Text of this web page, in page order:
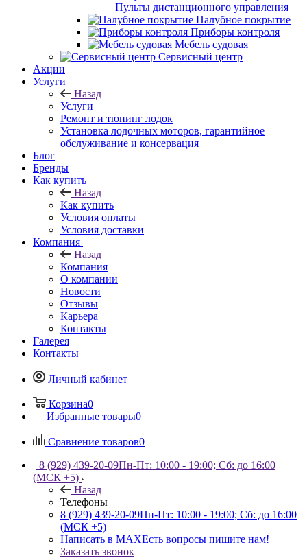
Пульты дистанционного управления
Палубное покрытие
Приборы контроля
Мебель судовая
Сервисный центр
Акции
Услуги
Назад
Услуги
Ремонт и тюнинг лодок
Установка лодочных моторов, гарантийное
обслуживание и консервация
Блог
Бренды
Как купить
Назад
Как купить
Условия оплаты
Условия доставки
Компания
Назад
Компания
О компании
Новости
Отзывы
Карьера
Контакты
Галерея
Контакты
Личный кабинет
Корзина0
Избранные товары0
Сравнение товаров0
8 (929) 439-20-09Пн-Пт: 10:00 - 19:00; Сб: до 16:00
(МСК +5)
Назад
Телефоны
8 (929) 439-20-09Пн-Пт: 10:00 - 19:00; Сб: до 16:00
(МСК +5)
Написать в MAXЕсть вопросы пишите нам!
Заказать звонок